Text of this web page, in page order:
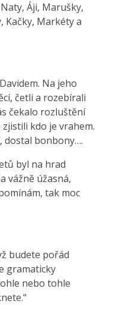
Áji, Marušky,
Kačky, Markéty a
Na jeho
četli a rozebírali
čekalo rozluštění
kdo je vrahem.
dostal bonbony….
byl na hrad
vážně úžasná,
tak moc
budete pořád
gramaticky
nebo tohle